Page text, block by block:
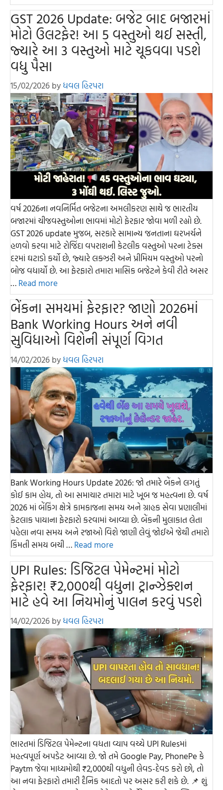
GST 2026 Update: બજેટ બાદ બજારમાં
મોટો ઉલટફેર! આ 5 વસ્તુઓ થઈ સસ્તી,
જ્યારે આ 3 વસ્તુઓ માટે ચૂકવવા પડશે
વધુ પૈસા
15/02/2026 by ધવલ હિરપરા
વર્ષ 2026ના નવનિર્મિત બજેટના અમલીકરણ સાથે જ ભારતીય
બજારમાં ચીજવસ્તુઓના ભાવમાં મોટો ફેરફાર જોવા મળી રહ્યો છે.
GST 2026 update મુજબ, સરકારે સામાન્ય જનતાના ઘરખર્ચને
હળવો કરવા માટે રોજિંદા વપરાશની કેટલીક વસ્તુઓ પરના ટેક્સ
દરમાં ઘટાડો કર્યો છે, જ્યારે લક્ઝરી અને પ્રીમિયમ વસ્તુઓ પરનો
બોજ વધાર્યો છે. આ ફેરફારો તમારા માસિક બજેટને કેવી રીતે અસર
… Read more
બેંકના સમયમાં ફેરફાર? જાણો 2026માં
Bank Working Hours અને નવી
સુવિધાઓ વિશેની સંપૂર્ણ વિગત
14/02/2026 by ધવલ હિરપરા
Bank Working Hours Update 2026: જો તમારે બેંકને લગતું
કોઈ કામ હોય, તો આ સમાચાર તમારા માટે ખૂબ જ મહત્વના છે. વર્ષ
2026 માં બેંકિંગ ક્ષેત્રે કામકાજના સમય અને ગ્રાહક સેવા પ્રણાલીમાં
કેટલાક પાયાના ફેરફારો કરવામાં આવ્યા છે. બેંકની મુલાકાત લેતા
પહેલા નવા સમય અને રજાઓ વિશે જાણી લેવું જોઈએ જેથી તમારો
કિંમતી સમય બચી … Read more
UPI Rules: ડિજિટલ પેમેન્ટમાં મોટો
ફેરફાર! ₹2,000થી વધુના ટ્રાન્ઝેક્શન
માટે હવે આ નિયમોનું પાલન કરવું પડશે
14/02/2026 by ધવલ હિરપરા
ભારતમાં ડિજિટલ પેમેન્ટના વધતા વ્યાપ વચ્ચે UPI Rulesમાં
મહત્વપૂર્ણ અપડેટ આવ્યા છે. જો તમે Google Pay, PhonePe કે
Paytm જેવા માધ્યમોથી ₹2,000થી વધુની લેવડ-દેવડ કરો છો, તો
આ નવા ફેરફારો તમારી દૈનિક આદતો પર અસર કરી શકે છે. 📌 શું